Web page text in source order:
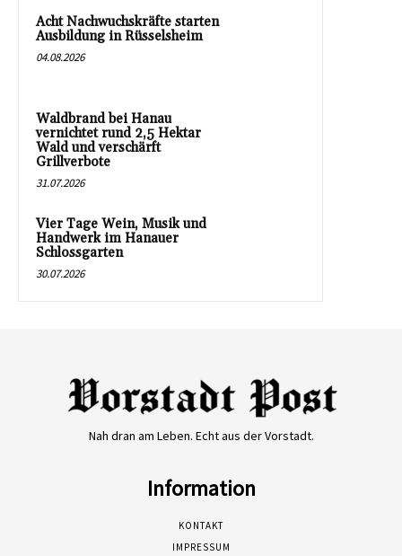
Acht Nachwuchskräfte starten
Ausbildung in Rüsselsheim
04.08.2026
Waldbrand bei Hanau
vernichtet rund 2,5 Hektar
Wald und verschärft
Grillverbote
31.07.2026
Vier Tage Wein, Musik und
Handwerk im Hanauer
Schlossgarten
30.07.2026
Nah dran am Leben. Echt aus der Vorstadt.
Information
KONTAKT
IMPRESSUM